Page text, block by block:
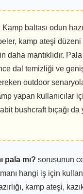
Kamp baltası odun
kamp ateşi
daha mantıklıdır.
dal temizliği ve
outdoor
yapan kullanıcılar
bushcraft bıçağı da
pala mı? sorusunun
hangi iş için
kamp ateşi,